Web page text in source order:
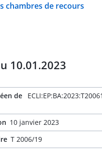
chambres de recours
10.01.2023
de
10 janvier 2023
T 2006/19